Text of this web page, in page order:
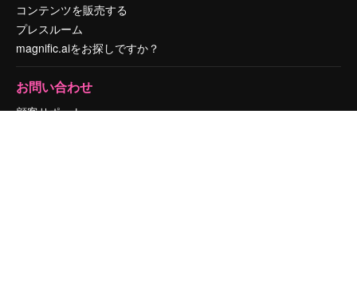
コンテンツを販売する
プレスルーム
magnific.aiをお探しですか？
お問い合わせ
顧客サポート